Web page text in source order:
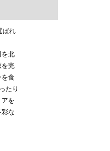
ばれ
を北
を完
を食
たり
を
な